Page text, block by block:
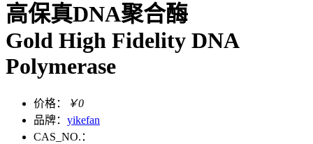
高保真DNA聚合酶
Gold High Fidelity DNA
Polymerase
价格：
￥0
品牌： yikefan
CAS_NO.：